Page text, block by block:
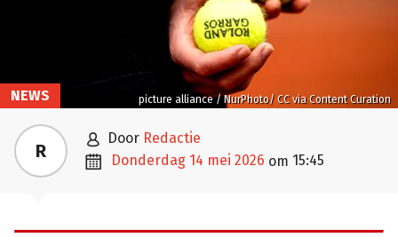
picture alliance / NurPhoto/ CC via Content Curation
NEWS
R  door Redactie
 donderdag 14 mei 2026 om 15:45